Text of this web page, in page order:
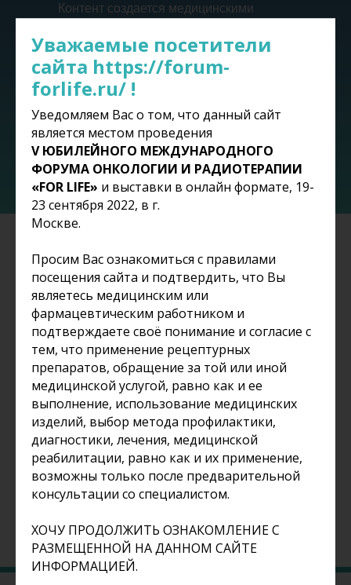
Уважаемые посетители
сайта https://forum-
forlife.ru/ !
Уведомляем Вас о том, что данный сайт
является местом проведения
V ЮБИЛЕЙНОГО МЕЖДУНАРОДНОГО
ФОРУМА ОНКОЛОГИИ И РАДИОТЕРАПИИ
«FOR LIFE» и выставки в онлайн формате, 19-
23 сентября 2022, в г.
Москве.
Просим Вас ознакомиться с правилами
посещения сайта и подтвердить, что Вы
являетесь медицинским или
фармацевтическим работником и
подтверждаете своё понимание и согласие с
тем, что применение рецептурных
препаратов, обращение за той или иной
медицинской услугой, равно как и ее
выполнение, использование медицинских
изделий, выбор метода профилактики,
диагностики, лечения, медицинской
реабилитации, равно как и их применение,
возможны только после предварительной
консультации со специалистом.
ХОЧУ ПРОДОЛЖИТЬ ОЗНАКОМЛЕНИЕ С
РАЗМЕЩЕННОЙ НА ДАННОМ САЙТЕ
ИНФОРМАЦИЕЙ.
Контент создается медицинскими
ключевыми экспертами. Вместе мы
предоставляем актуальный, стоящий
продукт!
Смотреть расписание
Библиотека материалов:
Каждый день мы пополняем архив нашей
библиотеки. Это тысячи часов
видеозаписей, аудиоверсий прошедших
мероприятий и краткие конспекты.
В медиатеке вы найдете проверенный
контент, доступный для просмотра в любое
удобное время как с компьютера, так с
телефона или планшета.